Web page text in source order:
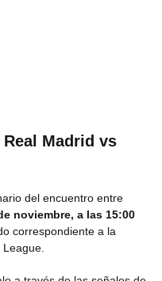
Madrid vs
del encuentro entre
noviembre, a las 15:00
correspondiente a la